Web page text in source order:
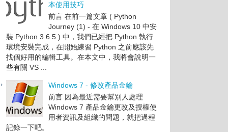
本使用技巧
前言 在前一篇文章 ( Python
Journey (1) - 在 Windows 10 中安
裝 Python 3.6.5 ) 中，我們已經把 Python 執行
環境安裝完成，在開始練習 Python 之前應該先
找個好用的編輯工具。在本文中，我將會說明一
些有關 VS ...
Windows 7 - 修改產品金鑰
前言 因為最近需要幫別人處理
Windows 7 產品金鑰更改及授權使
用者資訊及組織的問題，就把過程
記錄一下吧。